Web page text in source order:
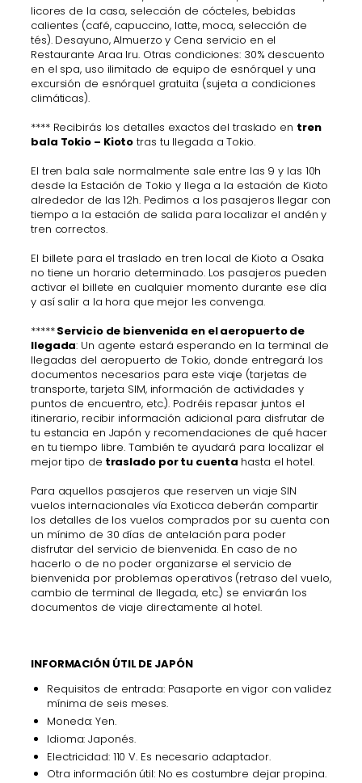
licores de la casa, selección de cócteles, bebidas
calientes (café, capuccino, latte, moca, selección de
tés). Desayuno, Almuerzo y Cena servicio en el
Restaurante Araa Iru. Otras condiciones: 30% descuento
en el spa, uso ilimitado de equipo de esnórquel y una
excursión de esnórquel gratuita (sujeta a condiciones
climáticas).
**** Recibirás los detalles exactos del traslado en tren
bala Tokio – Kioto tras tu llegada a Tokio.
El tren bala sale normalmente sale entre las 9 y las 10h
desde la Estación de Tokio y llega a la estación de Kioto
alrededor de las 12h. Pedimos a los pasajeros llegar con
tiempo a la estación de salida para localizar el andén y
tren correctos.
El billete para el traslado en tren local de Kioto a Osaka
no tiene un horario determinado. Los pasajeros pueden
activar el billete en cualquier momento durante ese día
y así salir a la hora que mejor les convenga.
*****Servicio de bienvenida en el aeropuerto de
llegada: Un agente estará esperando en la terminal de
llegadas del aeropuerto de Tokio, donde entregará los
documentos necesarios para este viaje (tarjetas de
transporte, tarjeta SIM, información de actividades y
puntos de encuentro, etc.). Podréis repasar juntos el
itinerario, recibir información adicional para disfrutar de
tu estancia en Japón y recomendaciones de qué hacer
en tu tiempo libre. También te ayudará para localizar el
mejor tipo de traslado por tu cuenta hasta el hotel.
Para aquellos pasajeros que reserven un viaje SIN
vuelos internacionales vía Exoticca deberán compartir
los detalles de los vuelos comprados por su cuenta con
un mínimo de 30 días de antelación para poder
disfrutar del servicio de bienvenida. En caso de no
hacerlo o de no poder organizarse el servicio de
bienvenida por problemas operativos (retraso del vuelo,
cambio de terminal de llegada, etc.) se enviarán los
documentos de viaje directamente al hotel.
INFORMACIÓN ÚTIL DE JAPÓN
Requisitos de entrada: Pasaporte en vigor con validez
mínima de seis meses.
Moneda: Yen.
Idioma: Japonés.
Electricidad: 110 V. Es necesario adaptador.
Otra información útil: No es costumbre dejar propina.